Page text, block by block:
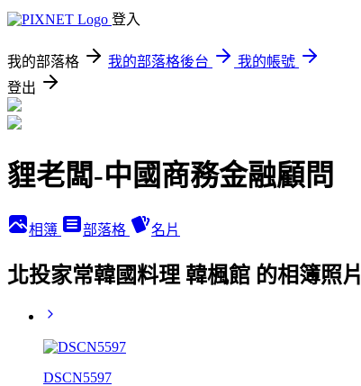
登入
我的部落格 我的部落格後台
我的帳號
登出
貍老闆-中國商務金融顧問
相簿 部落格 名片
北投家常韓國料理 韓楓館 的相簿照片
DSCN5597